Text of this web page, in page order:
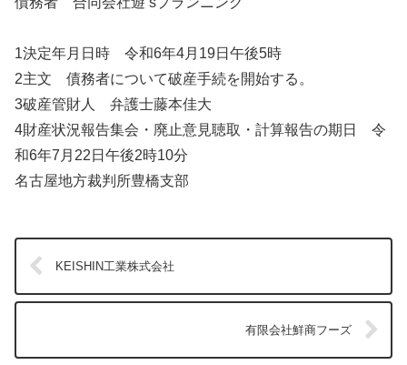
1決定年月日時 令和6年4月19日午後5時
2主文 債務者について破産手続を開始する。
3破産管財人 弁護士藤本佳大
4財産状況報告集会・廃止意見聴取・計算報告の期日 令
和6年7月22日午後2時10分
名古屋地方裁判所豊橋支部
KEISHIN工業株式会社
有限会社鮮商フーズ